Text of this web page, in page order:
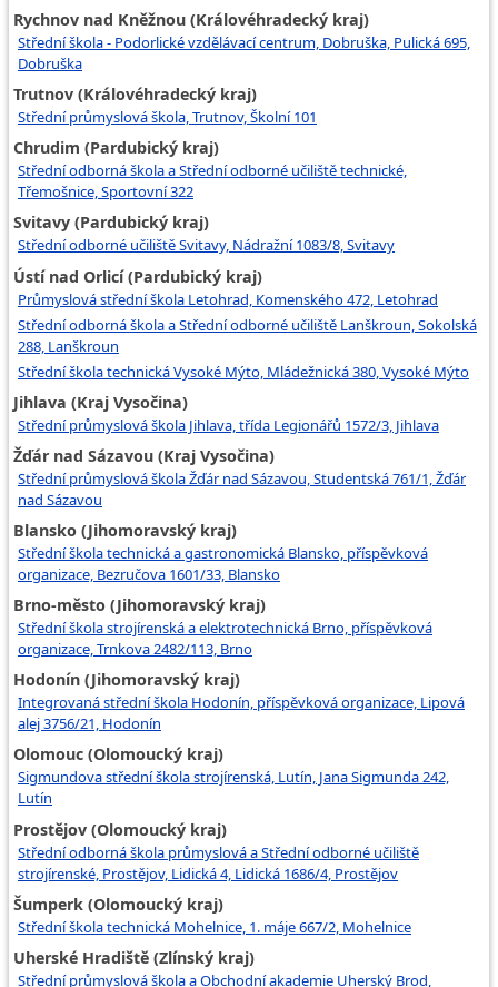
Rychnov nad Kněžnou (Královéhradecký kraj)
Střední škola - Podorlické vzdělávací centrum, Dobruška, Pulická 695,
Dobruška
Trutnov (Královéhradecký kraj)
Střední průmyslová škola, Trutnov, Školní 101
Chrudim (Pardubický kraj)
Střední odborná škola a Střední odborné učiliště technické,
Třemošnice, Sportovní 322
Svitavy (Pardubický kraj)
Střední odborné učiliště Svitavy, Nádražní 1083/8, Svitavy
Ústí nad Orlicí (Pardubický kraj)
Průmyslová střední škola Letohrad, Komenského 472, Letohrad
Střední odborná škola a Střední odborné učiliště Lanškroun, Sokolská
288, Lanškroun
Střední škola technická Vysoké Mýto, Mládežnická 380, Vysoké Mýto
Jihlava (Kraj Vysočina)
Střední průmyslová škola Jihlava, třída Legionářů 1572/3, Jihlava
Žďár nad Sázavou (Kraj Vysočina)
Střední průmyslová škola Žďár nad Sázavou, Studentská 761/1, Žďár
nad Sázavou
Blansko (Jihomoravský kraj)
Střední škola technická a gastronomická Blansko, příspěvková
organizace, Bezručova 1601/33, Blansko
Brno-město (Jihomoravský kraj)
Střední škola strojírenská a elektrotechnická Brno, příspěvková
organizace, Trnkova 2482/113, Brno
Hodonín (Jihomoravský kraj)
Integrovaná střední škola Hodonín, příspěvková organizace, Lipová
alej 3756/21, Hodonín
Olomouc (Olomoucký kraj)
Sigmundova střední škola strojírenská, Lutín, Jana Sigmunda 242,
Lutín
Prostějov (Olomoucký kraj)
Střední odborná škola průmyslová a Střední odborné učiliště
strojírenské, Prostějov, Lidická 4, Lidická 1686/4, Prostějov
Šumperk (Olomoucký kraj)
Střední škola technická Mohelnice, 1. máje 667/2, Mohelnice
Uherské Hradiště (Zlínský kraj)
Střední průmyslová škola a Obchodní akademie Uherský Brod,